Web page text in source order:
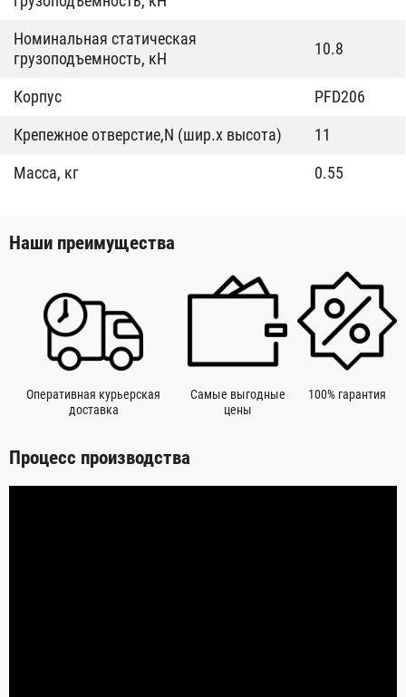
Номинальная статическая
грузоподъемность, кН
10.8
Корпус
PFD206
Крепежное отверстие,N (шир.x высота)
11
Масса, кг
0.55
Наши преимущества
Оперативная курьерская
доставка
Самые выгодные
цены
100% гарантия
Процесс производства